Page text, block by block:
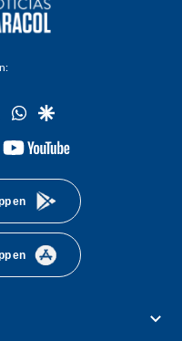
twitterwhatsapp
google
youtube-
en
en